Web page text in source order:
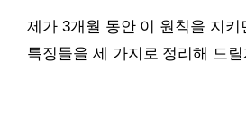
제가 3개월 동안 이 원칙을 지키
특징들을 세 가지로 정리해 드